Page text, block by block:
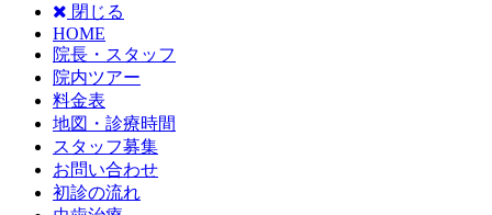
閉じる
HOME
院長・スタッフ
院内ツアー
料金表
地図・診療時間
スタッフ募集
お問い合わせ
初診の流れ